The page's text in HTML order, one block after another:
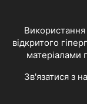
Використання
відкритого
матеріалами
Зв'язатися з